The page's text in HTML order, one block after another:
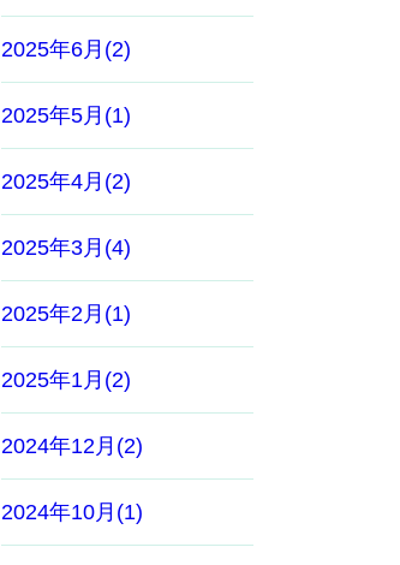
2025年6月(2)
2025年5月(1)
2025年4月(2)
2025年3月(4)
2025年2月(1)
2025年1月(2)
2024年12月(2)
2024年10月(1)